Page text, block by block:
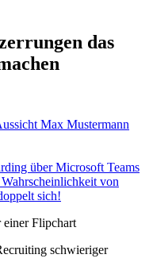
das
von
sich!
schwieriger